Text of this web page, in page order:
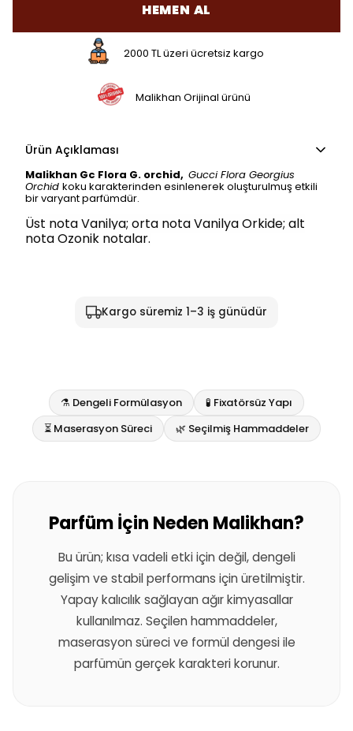
HEMEN AL
2000 TL üzeri ücretsiz kargo
Malikhan Orijinal ürünü
Ürün Açıklaması
Malikhan Gc Flora G. orchid, Gucci Flora Georgius
Orchid koku karakterinden esinlenerek oluşturulmuş etkili
bir varyant parfümdür.
Üst nota Vanilya; orta nota Vanilya Orkide; alt
nota Ozonik notalar.
Kargo süremiz 1–3 iş günüdür
⚗️ Dengeli Formülasyon
🧪 Fixatörsüz Yapı
⏳ Maserasyon Süreci
🌿 Seçilmiş Hammaddeler
Parfüm İçin Neden Malikhan?
Bu ürün; kısa vadeli etki için değil, dengeli
gelişim ve stabil performans için üretilmiştir.
Yapay kalıcılık sağlayan ağır kimyasallar
kullanılmaz. Seçilen hammaddeler,
maserasyon süreci ve formül dengesi ile
parfümün gerçek karakteri korunur.